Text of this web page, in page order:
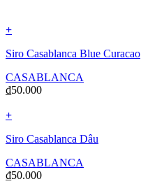
+
Siro Casablanca Blue Curacao
CASABLANCA
₫50.000
+
Siro Casablanca Dâu
CASABLANCA
₫50.000